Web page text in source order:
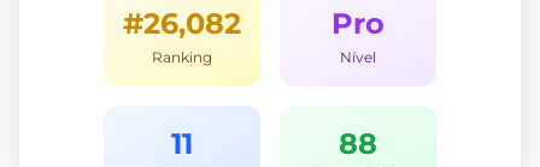
#26,082
Ranking
Pro
Nível
11 88